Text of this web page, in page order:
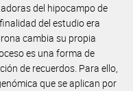
del hipocampo de
del estudio era
cambia su propia
es una forma de
de recuerdos. Para ello,
que se aplican por